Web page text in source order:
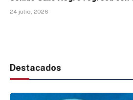
24 julio, 2026
Destacados